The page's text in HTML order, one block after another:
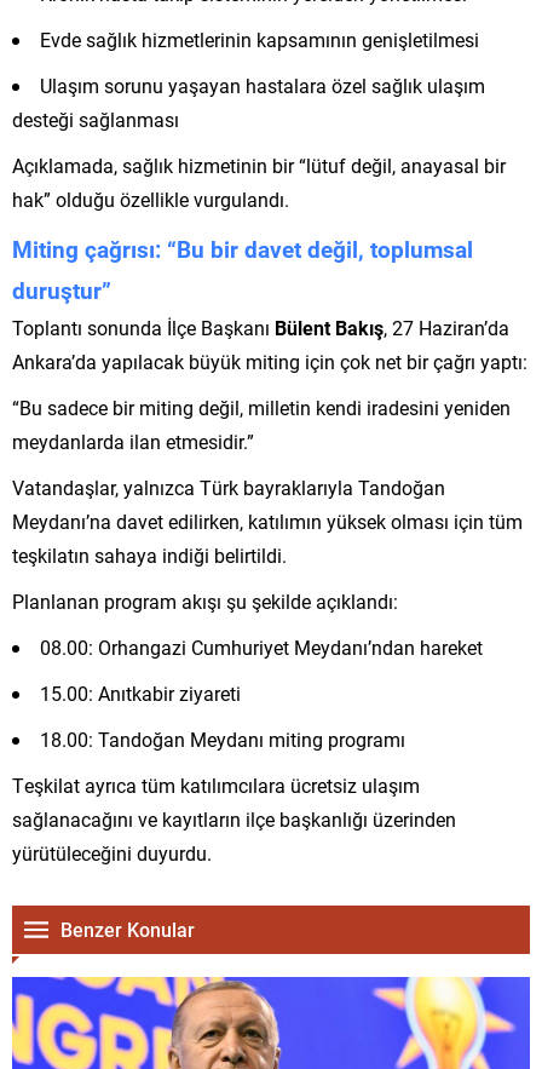
Evde sağlık hizmetlerinin kapsamının genişletilmesi
Ulaşım sorunu yaşayan hastalara özel sağlık ulaşım
desteği sağlanması
Açıklamada, sağlık hizmetinin bir “lütuf değil, anayasal bir
hak” olduğu özellikle vurgulandı.
Miting çağrısı: “Bu bir davet değil, toplumsal
duruştur”
Toplantı sonunda İlçe Başkanı Bülent Bakış, 27 Haziran’da
Ankara’da yapılacak büyük miting için çok net bir çağrı yaptı:
“Bu sadece bir miting değil, milletin kendi iradesini yeniden
meydanlarda ilan etmesidir.”
Vatandaşlar, yalnızca Türk bayraklarıyla Tandoğan
Meydanı’na davet edilirken, katılımın yüksek olması için tüm
teşkilatın sahaya indiği belirtildi.
Planlanan program akışı şu şekilde açıklandı:
08.00: Orhangazi Cumhuriyet Meydanı’ndan hareket
15.00: Anıtkabir ziyareti
18.00: Tandoğan Meydanı miting programı
Teşkilat ayrıca tüm katılımcılara ücretsiz ulaşım
sağlanacağını ve kayıtların ilçe başkanlığı üzerinden
yürütüleceğini duyurdu.
Benzer Konular